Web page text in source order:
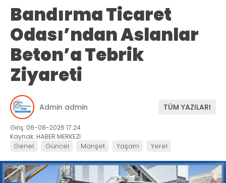
Bandırma Ticaret
Odası’ndan Aslanlar
Beton’a Tebrik
Ziyareti
Admin admin TÜM YAZILARI
Giriş: 06-08-2026 17:24
Kaynak: HABER MERKEZİ
Genel Güncel Manşet Yaşam Yerel